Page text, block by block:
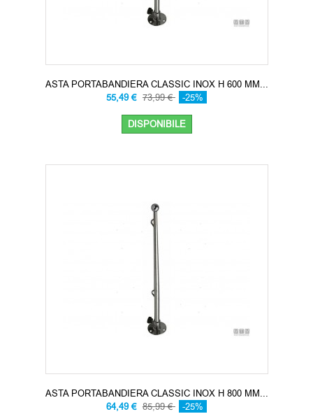
ASTA PORTABANDIERA CLASSIC INOX H 600 MM...
55,49 € 73,99 € -25%
DISPONIBILE
ASTA PORTABANDIERA CLASSIC INOX H 800 MM...
64,49 € 85,99 € -25%